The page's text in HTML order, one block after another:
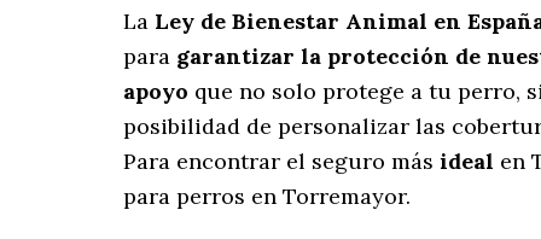
La Ley de Bienestar Animal en
para garantizar la protección de
apoyo que no solo protege a tu perro,
posibilidad de personalizar las
Para encontrar el seguro más ideal en
para perros en Torremayor.